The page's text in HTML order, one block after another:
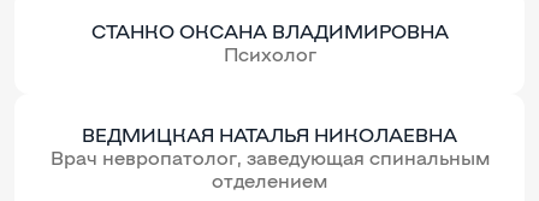
СТАНКО ОКСАНА ВЛАДИМИРОВНА
Психолог
ВЕДМИЦКАЯ НАТАЛЬЯ НИКОЛАЕВНА
Врач невропатолог, заведующая спинальным
отделением